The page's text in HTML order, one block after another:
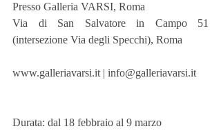
Presso Galleria VARSI, Roma
Via di San Salvatore in Campo 51
(intersezione Via degli Specchi), Roma
www.galleriavarsi.it | info@galleriavarsi.it
Durata: dal 18 febbraio al 9 marzo